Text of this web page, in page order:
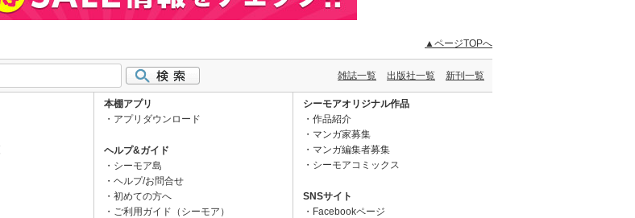
▲ページTOPへ
雑誌一覧 出版社一覧 新刊一覧
本棚アプリ
アプリダウンロード
ヘルプ&ガイド
シーモア島
ヘルプ/お問合せ
初めての方へ
ご利用ガイド（シーモア）
シーモアオリジナル作品
作品紹介
マンガ家募集
マンガ編集者募集
シーモアコミックス
SNSサイト
Facebookページ